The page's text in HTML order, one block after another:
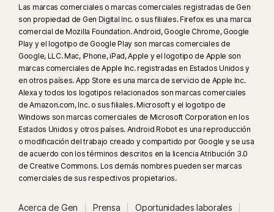
Las marcas comerciales o marcas comerciales registradas de Gen
son propiedad de Gen Digital Inc. o sus filiales. Firefox es una marca
comercial de Mozilla Foundation. Android, Google Chrome, Google
Play y el logotipo de Google Play son marcas comerciales de
Google, LLC. Mac, iPhone, iPad, Apple y el logotipo de Apple son
marcas comerciales de Apple Inc. registradas en Estados Unidos y
en otros países. App Store es una marca de servicio de Apple Inc.
Alexa y todos los logotipos relacionados son marcas comerciales
de Amazon.com, Inc. o sus filiales. Microsoft y el logotipo de
Windows son marcas comerciales de Microsoft Corporation en los
Estados Unidos y otros países. Android Robot es una reproducción
o modificación del trabajo creado y compartido por Google y se usa
de acuerdo con los términos descritos en la licencia Atribución 3.0
de Creative Commons. Los demás nombres pueden ser marcas
comerciales de sus respectivos propietarios.
Acerca de Gen Prensa Oportunidades laborales